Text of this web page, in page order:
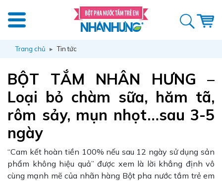
Trang chủ Tin tức
BỘT TẮM NHÂN HƯNG –
Loại bỏ chàm sữa, hăm tã,
rôm sảy, mụn nhọt…sau 3-5
ngày
“Cam kết hoàn tiền 100% nếu sau 12 ngày sử dụng sản
phẩm không hiệu quả” được xem là lời khẳng định vô
cùng mạnh mẽ của nhãn hàng Bột pha nước tắm trẻ em